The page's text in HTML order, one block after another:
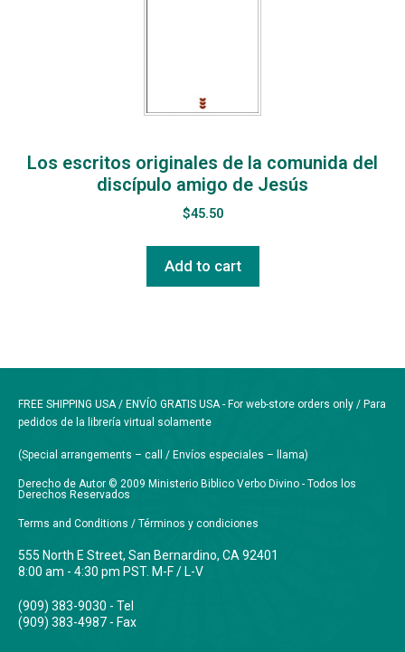
Los escritos originales de la comunida del
discípulo amigo de Jesús
$45.50
Add to cart
FREE SHIPPING USA / ENVÍO GRATIS USA - For web-store orders only / Para
pedidos de la librería virtual solamente
(Special arrangements – call / Envíos especiales – llama)
Derecho de Autor © 2009 Ministerio Biblico Verbo Divino - Todos los
Derechos Reservados
Terms and Conditions / Términos y condiciones
555 North E Street, San Bernardino, CA 92401
8:00 am - 4:30 pm PST. M-F / L-V
(909) 383-9030 - Tel
(909) 383-4987 - Fax